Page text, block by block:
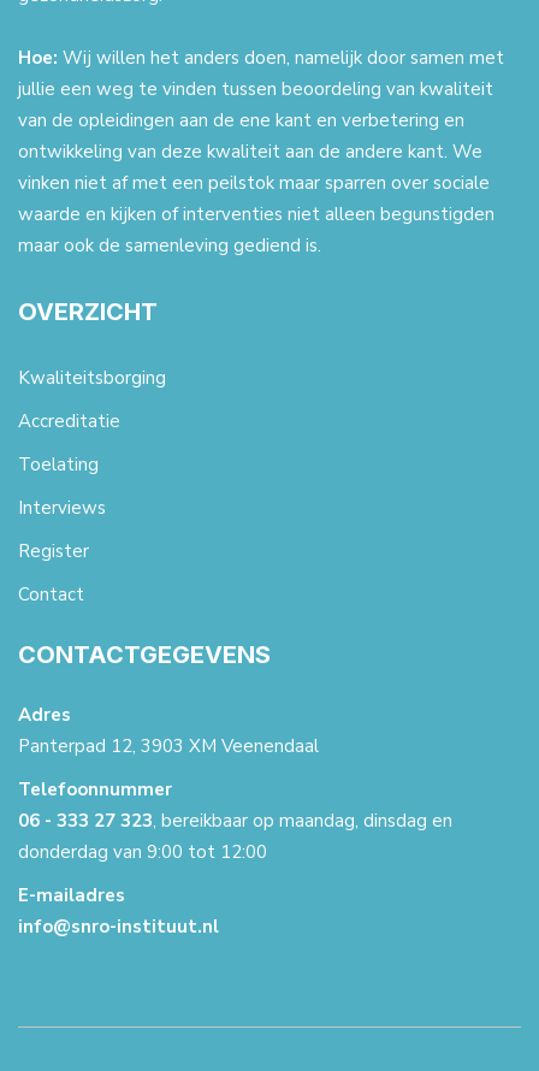
Hoe: Wij willen het anders doen, namelijk door samen met
jullie een weg te vinden tussen beoordeling van kwaliteit
van de opleidingen aan de ene kant en verbetering en
ontwikkeling van deze kwaliteit aan de andere kant. We
vinken niet af met een peilstok maar sparren over sociale
waarde en kijken of interventies niet alleen begunstigden
maar ook de samenleving gediend is.
OVERZICHT
Kwaliteitsborging
Accreditatie
Toelating
Interviews
Register
Contact
CONTACTGEGEVENS
Adres
Panterpad 12, 3903 XM Veenendaal
Telefoonnummer
06 - 333 27 323, bereikbaar op maandag, dinsdag en
donderdag van 9:00 tot 12:00
E-mailadres
info@snro-instituut.nl